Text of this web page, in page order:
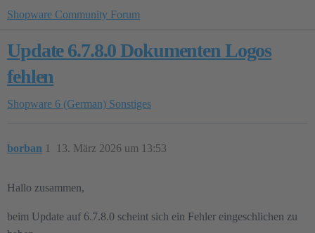
Shopware Community Forum
Update 6.7.8.0 Dokumenten Logos
fehlen
Shopware 6 (German) Sonstiges
borban 13. März 2026 um 13:53
1
Hallo zusammen,
beim Update auf 6.7.8.0 scheint sich ein Fehler eingeschlichen zu